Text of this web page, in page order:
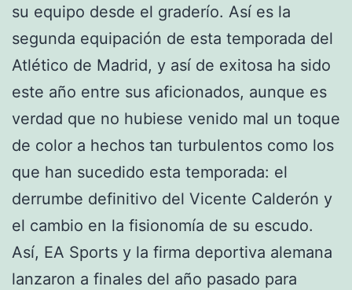
su equipo desde el graderío. Así es la
segunda equipación de esta temporada del
Atlético de Madrid, y así de exitosa ha sido
este año entre sus aficionados, aunque es
verdad que no hubiese venido mal un toque
de color a hechos tan turbulentos como los
que han sucedido esta temporada: el
derrumbe definitivo del Vicente Calderón y
el cambio en la fisionomía de su escudo.
Así, EA Sports y la firma deportiva alemana
lanzaron a finales del año pasado para